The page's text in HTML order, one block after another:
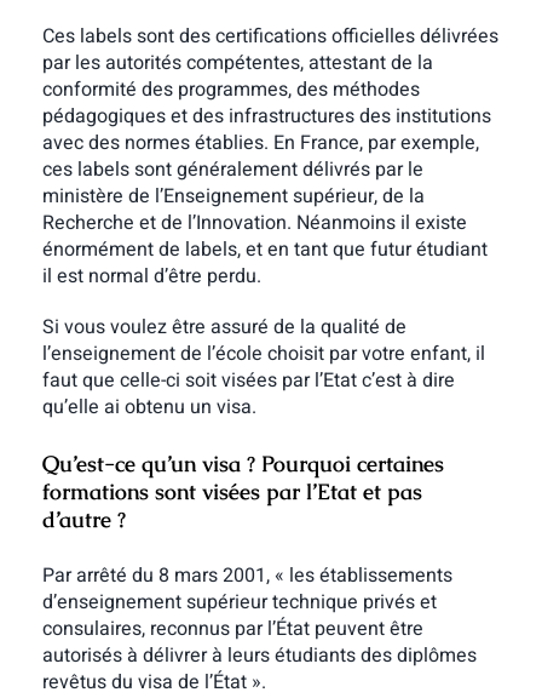
Ces labels sont des certifications officielles délivrées
par les autorités compétentes, attestant de la
conformité des programmes, des méthodes
pédagogiques et des infrastructures des institutions
avec des normes établies. En France, par exemple,
ces labels sont généralement délivrés par le
ministère de l’Enseignement supérieur, de la
Recherche et de l’Innovation. Néanmoins il existe
énormément de labels, et en tant que futur étudiant
il est normal d’être perdu.
Si vous voulez être assuré de la qualité de
l’enseignement de l’école choisit par votre enfant, il
faut que celle-ci soit visées par l’Etat c’est à dire
qu’elle ai obtenu un visa.
Qu’est-ce qu’un visa ? Pourquoi certaines
formations sont visées par l’Etat et pas
d’autre ?
Par arrêté du 8 mars 2001, « les établissements
d’enseignement supérieur technique privés et
consulaires, reconnus par l’État peuvent être
autorisés à délivrer à leurs étudiants des diplômes
revêtus du visa de l’État ».